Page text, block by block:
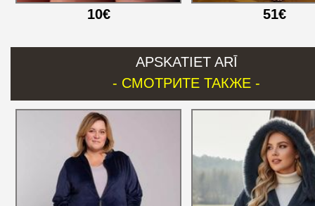
10€ 51€
APSKATIET ARĪ
- СМОТРИТЕ ТАКЖЕ -